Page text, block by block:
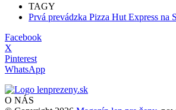
TAGY
Prvá prevádzka Pizza Hut Express na
Facebook
X
Pinterest
WhatsApp
O NÁS